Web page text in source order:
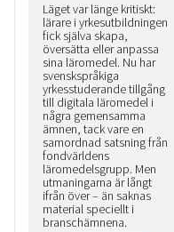
Läget var länge kritiskt:
lärare i yrkesutbildningen
fick själva skapa,
översätta eller anpassa
sina läromedel. Nu har
svenskspråkiga
yrkesstuderande tillgång
till digitala läromedel i
några gemensamma
ämnen, tack vare en
samordnad satsning från
fondvärldens
läromedelsgrupp. Men
utmaningarna är långt
ifrån över – än saknas
material speciellt i
branschämnena.